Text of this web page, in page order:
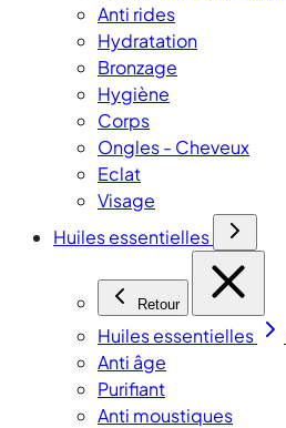
Anti rides
Hydratation
Bronzage
Hygiène
Corps
Ongles - Cheveux
Eclat
Visage
Huiles essentielles
Retour
Huiles essentielles
Anti âge
Purifiant
Anti moustiques